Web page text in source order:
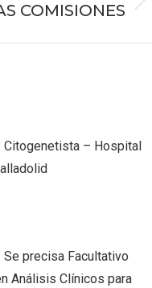
COMISIONES
Citogenetista – Hospital
Se precisa Facultativo
Análisis Clínicos para